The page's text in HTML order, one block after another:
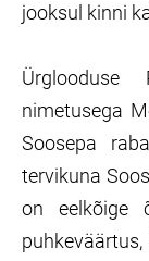
jooksul kinni
nimetusega
Soosepa
tervikuna
on eelkõige